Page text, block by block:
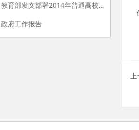
上
教育部发文部署2014年普通高校招生工作
政府工作报告